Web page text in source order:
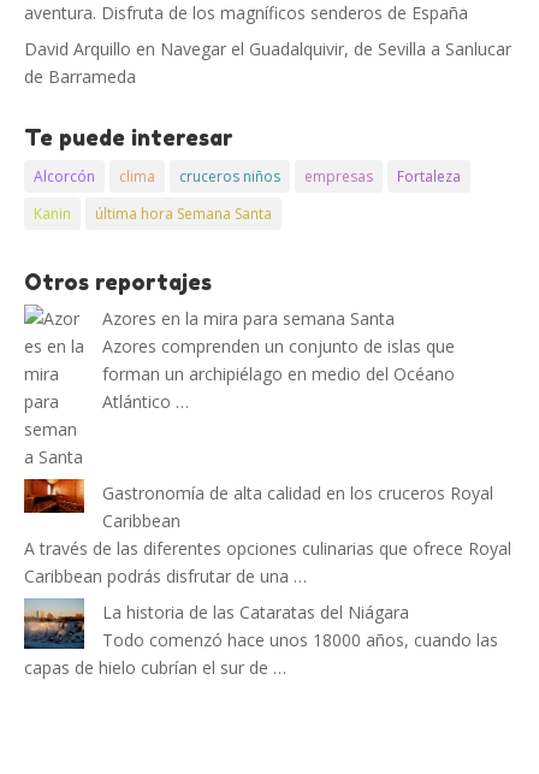
aventura. Disfruta de los magníficos senderos de España
David Arquillo en Navegar el Guadalquivir, de Sevilla a Sanlucar
de Barrameda
Te puede interesar
Alcorcón clima cruceros niños empresas
Fortaleza
Kanin
última hora Semana Santa
Otros reportajes
Azores en la mira para semana Santa
Azores comprenden un conjunto de islas que
forman un archipiélago en medio del Océano
Atlántico …
Gastronomía de alta calidad en los cruceros Royal
Caribbean
A través de las diferentes opciones culinarias que ofrece Royal
Caribbean podrás disfrutar de una …
La historia de las Cataratas del Niágara
Todo comenzó hace unos 18000 años, cuando las
capas de hielo cubrían el sur de …